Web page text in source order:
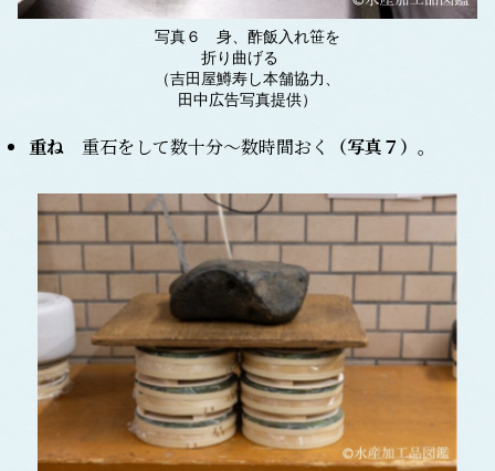
写真６ 身、酢飯入れ笹を
折り曲げる
（吉田屋鱒寿し本舗協力、
田中広告写真提供）
重ね 重石をして数十分～数時間おく （写真７） 。